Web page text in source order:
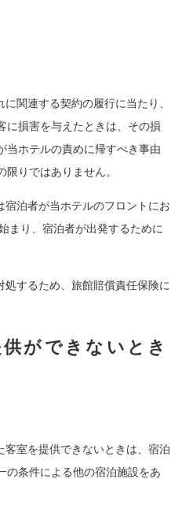
関連する契約の履行に当たり、
に損害を与えたときは、その損
当ホテルの責めに帰すべき事由
りではありません。
宿泊者が当ホテルのフロントにお
まり、宿泊者が出発するために
処するため、旅館賠償責任保険に
ができないとき
客室を提供できないときは、宿泊
の条件による他の宿泊施設をあ